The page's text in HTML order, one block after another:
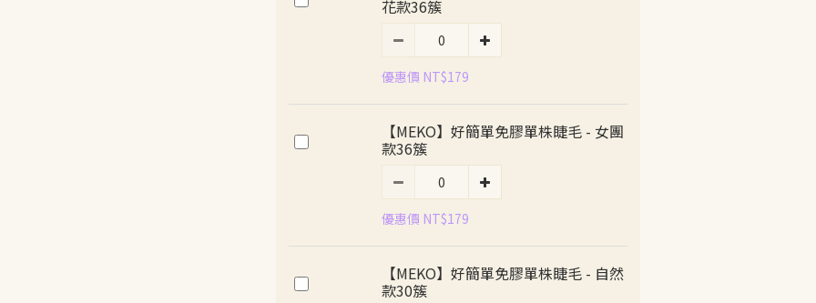
花款36簇
優惠價 NT$179
【MEKO】好簡單免膠單株睫毛 - 女團
款36簇
優惠價 NT$179
【MEKO】好簡單免膠單株睫毛 - 自然
款30簇